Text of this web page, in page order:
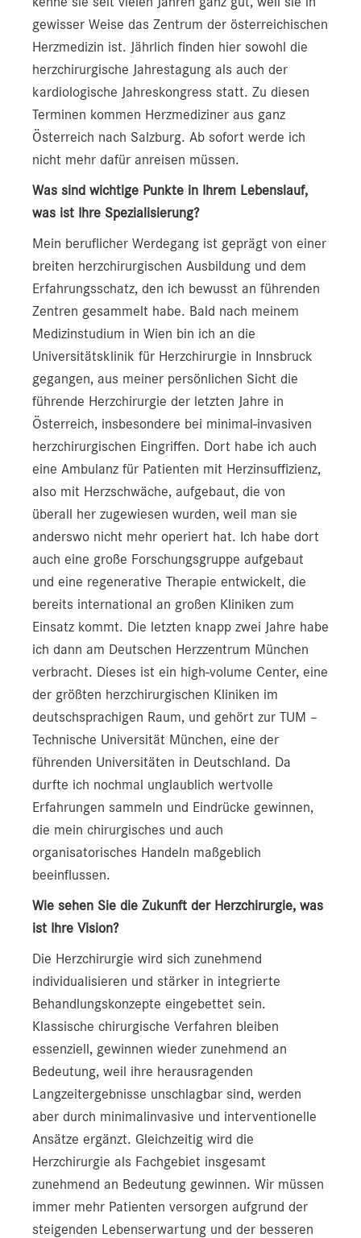
gewisser Weise das Zentrum der österreichischen
Herzmedizin ist. Jährlich finden hier sowohl die
herzchirurgische Jahrestagung als auch der
kardiologische Jahreskongress statt. Zu diesen
Terminen kommen Herzmediziner aus ganz
Österreich nach Salzburg. Ab sofort werde ich
nicht mehr dafür anreisen müssen.
Was sind wichtige Punkte in Ihrem Lebenslauf,
was ist Ihre Spezialisierung?
Mein beruflicher Werdegang ist geprägt von einer
breiten herzchirurgischen Ausbildung und dem
Erfahrungsschatz, den ich bewusst an führenden
Zentren gesammelt habe. Bald nach meinem
Medizinstudium in Wien bin ich an die
Universitätsklinik für Herzchirurgie in Innsbruck
gegangen, aus meiner persönlichen Sicht die
führende Herzchirurgie der letzten Jahre in
Österreich, insbesondere bei minimal-invasiven
herzchirurgischen Eingriffen. Dort habe ich auch
eine Ambulanz für Patienten mit Herzinsuffizienz,
also mit Herzschwäche, aufgebaut, die von
überall her zugewiesen wurden, weil man sie
anderswo nicht mehr operiert hat. Ich habe dort
auch eine große Forschungsgruppe aufgebaut
und eine regenerative Therapie entwickelt, die
bereits international an großen Kliniken zum
Einsatz kommt. Die letzten knapp zwei Jahre habe
ich dann am Deutschen Herzzentrum München
verbracht. Dieses ist ein high-volume Center, eine
der größten herzchirurgischen Kliniken im
deutschsprachigen Raum, und gehört zur TUM –
Technische Universität München, eine der
führenden Universitäten in Deutschland. Da
durfte ich nochmal unglaublich wertvolle
Erfahrungen sammeln und Eindrücke gewinnen,
die mein chirurgisches und auch
organisatorisches Handeln maßgeblich
beeinflussen.
Wie sehen Sie die Zukunft der Herzchirurgie, was
ist Ihre Vision?
Die Herzchirurgie wird sich zunehmend
individualisieren und stärker in integrierte
Behandlungskonzepte eingebettet sein.
Klassische chirurgische Verfahren bleiben
essenziell, gewinnen wieder zunehmend an
Bedeutung, weil ihre herausragenden
Langzeitergebnisse unschlagbar sind, werden
aber durch minimalinvasive und interventionelle
Ansätze ergänzt. Gleichzeitig wird die
Herzchirurgie als Fachgebiet insgesamt
zunehmend an Bedeutung gewinnen. Wir müssen
immer mehr Patienten versorgen aufgrund der
steigenden Lebenserwartung und der besseren